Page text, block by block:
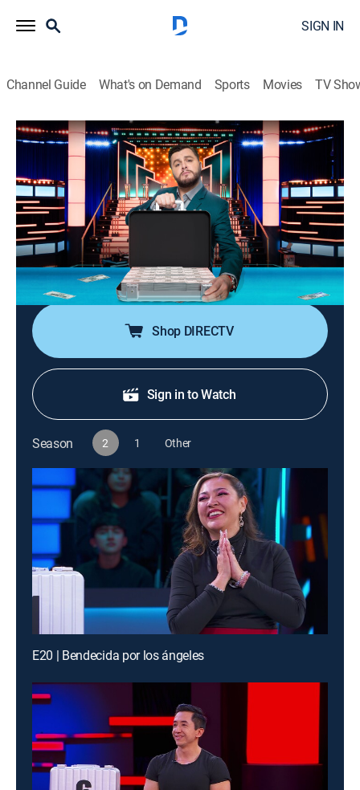
SIGN IN
Channel Guide What's on Demand Sports Movies TV
Lo tomas o lo dejas
S2 E64 | Inversión en arte
TV14|Game show, Entertainment, Competition reality|2026
Angélica, mexicana, aprendiz de bruja y tatuadora,
llega al programa y tiene la suerte de ser escogida por
la ruleta para ganar hasta 100 mil dólares, ella tiene el
sueño de hacer crecer su emprendimiento montando
un estudio de tatuajes.
Shop DIRECTV
Sign in to Watch
Season 2 1 Other
E20 | Bendecida por los ángeles